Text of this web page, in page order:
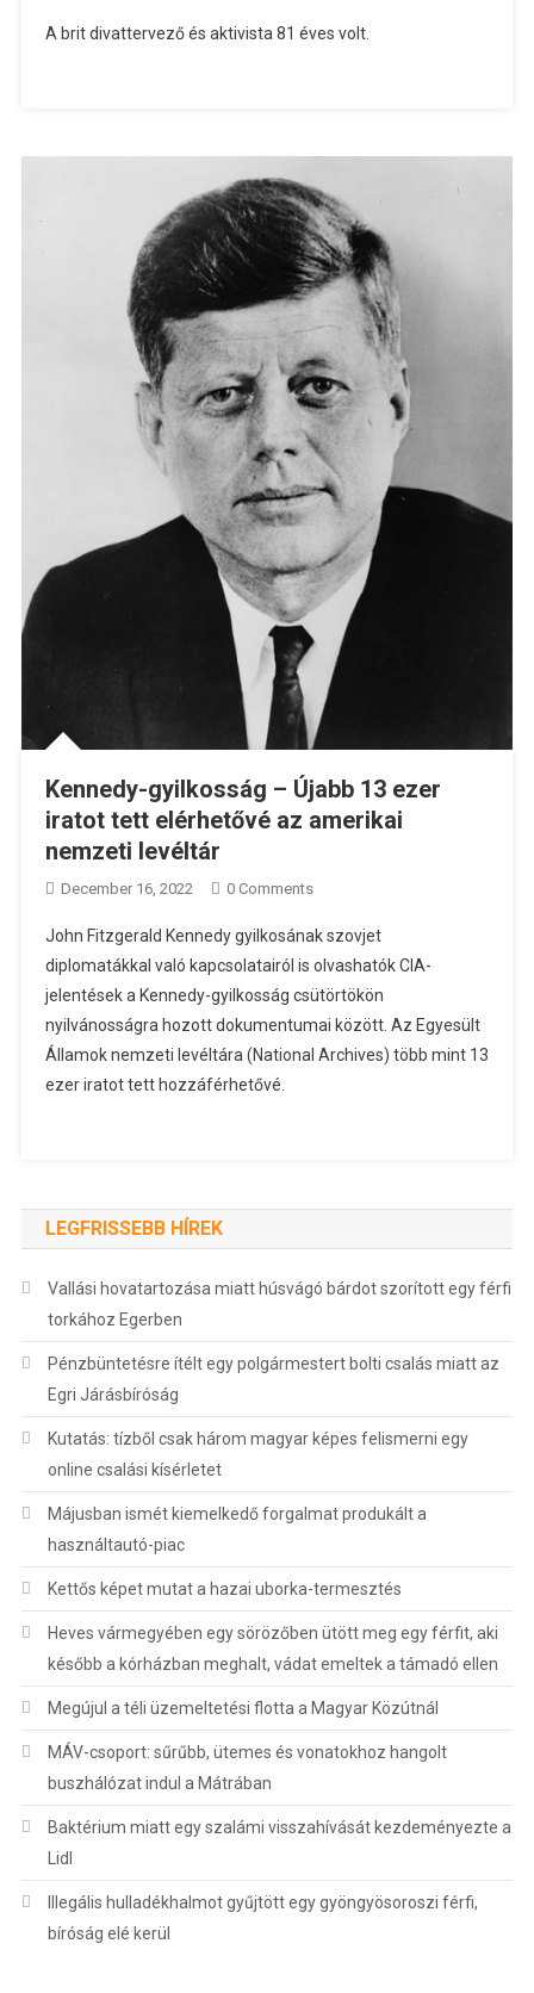
A brit divattervező és aktivista 81 éves volt.
Kennedy-gyilkosság – Újabb 13 ezer
iratot tett elérhetővé az amerikai
nemzeti levéltár
December 16, 2022 0 Comments
John Fitzgerald Kennedy gyilkosának szovjet
diplomatákkal való kapcsolatairól is olvashatók CIA-
jelentések a Kennedy-gyilkosság csütörtökön
nyilvánosságra hozott dokumentumai között. Az Egyesült
Államok nemzeti levéltára (National Archives) több mint 13
ezer iratot tett hozzáférhetővé.
LEGFRISSEBB HÍREK
Vallási hovatartozása miatt húsvágó bárdot szorított egy férfi
torkához Egerben
Pénzbüntetésre ítélt egy polgármestert bolti csalás miatt az
Egri Járásbíróság
Kutatás: tízből csak három magyar képes felismerni egy
online csalási kísérletet
Májusban ismét kiemelkedő forgalmat produkált a
használtautó-piac
Kettős képet mutat a hazai uborka-termesztés
Heves vármegyében egy sörözőben ütött meg egy férfit, aki
később a kórházban meghalt, vádat emeltek a támadó ellen
Megújul a téli üzemeltetési flotta a Magyar Közútnál
MÁV-csoport: sűrűbb, ütemes és vonatokhoz hangolt
buszhálózat indul a Mátrában
Baktérium miatt egy szalámi visszahívását kezdeményezte a
Lidl
Illegális hulladékhalmot gyűjtött egy gyöngyösoroszi férfi,
bíróság elé kerül